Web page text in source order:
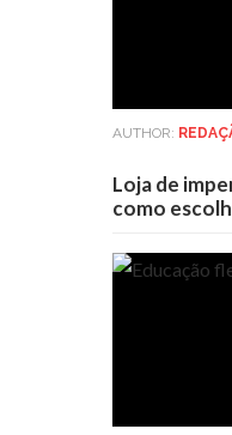
AUTHOR:
Loja de
como